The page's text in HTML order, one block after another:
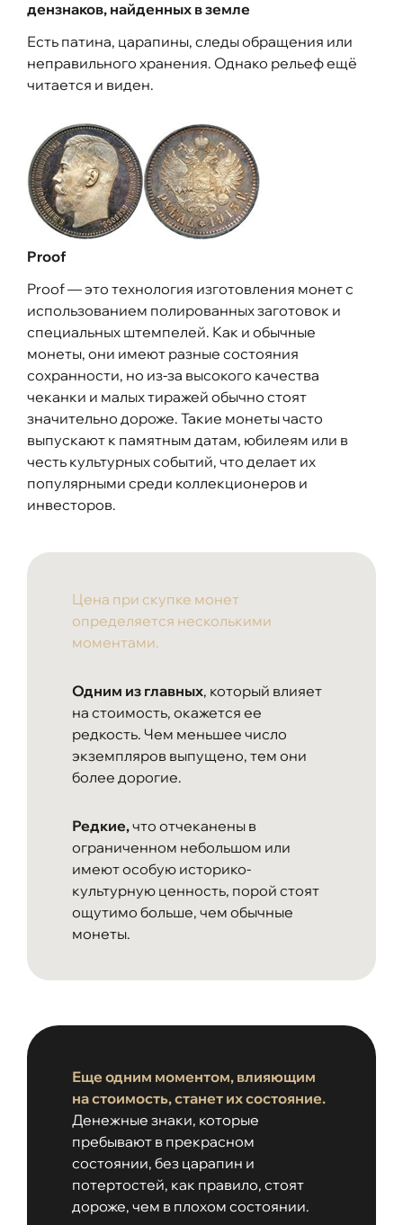
дензнаков, найденных в земле
Есть патина, царапины, следы обращения или
неправильного хранения. Однако рельеф ещё
читается и виден.
Proof
Proof — это технология изготовления монет с
использованием полированных заготовок и
специальных штемпелей. Как и обычные
монеты, они имеют разные состояния
сохранности, но из-за высокого качества
чеканки и малых тиражей обычно стоят
значительно дороже. Такие монеты часто
выпускают к памятным датам, юбилеям или в
честь культурных событий, что делает их
популярными среди коллекционеров и
инвесторов.
Цена при скупке монет
определяется несколькими
моментами.
Одним из главных, который влияет
на стоимость, окажется ее
редкость. Чем меньшее число
экземпляров выпущено, тем они
более дорогие.
Редкие,что отчеканены в
ограниченном небольшом или
имеют особую историко-
культурную ценность, порой стоят
ощутимо больше, чем обычные
монеты.
Еще одним моментом, влияющим
на стоимость, станет их состояние.
Денежные знаки, которые
пребывают в прекрасном
состоянии, без царапин и
потертостей, как правило, стоят
дороже, чем в плохом состоянии.